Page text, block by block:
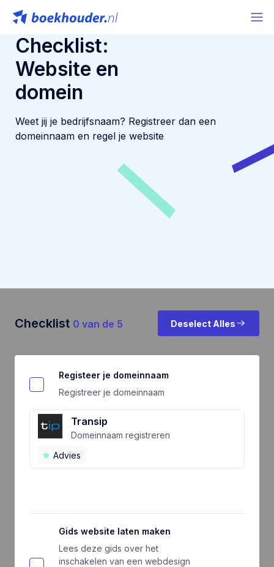
Checklist:
Website en
domein
Weet jij je bedrijfsnaam? Registreer dan een
domeinnaam en regel je website
Checklist 0 van de 5 Deselect Alles
Registeer je domeinnaam
Registreer je domeinnaam
Transip
Domeinnaam registreren
Advies
Gids website laten maken
Lees deze gids over het
inschakelen van een webdesign